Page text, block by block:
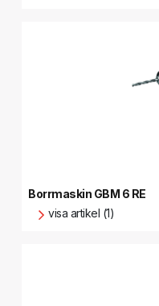
Borrmaskin GBM 6 RE
visa artikel (1)